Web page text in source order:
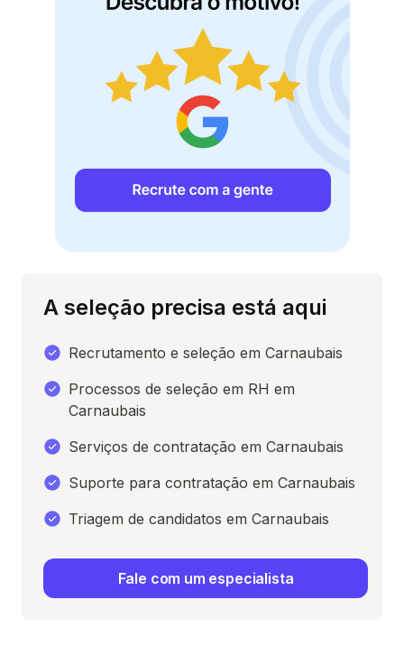
A seleção precisa está aqui
Recrutamento e seleção em Carnaubais
Processos de seleção em RH em
Carnaubais
Serviços de contratação em Carnaubais
Suporte para contratação em Carnaubais
Triagem de candidatos em Carnaubais
Fale com um especialista